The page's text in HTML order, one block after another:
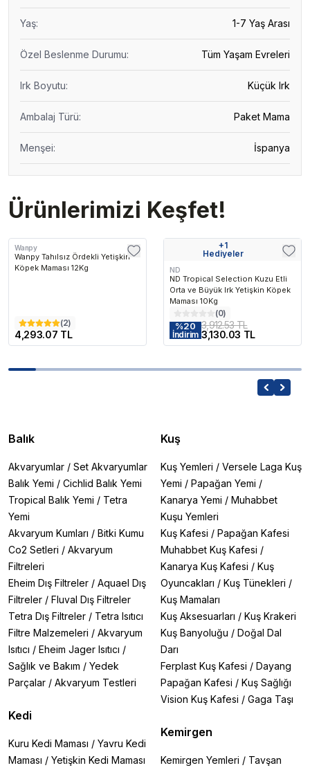
Yaş: 1-7 Yaş Arası
Özel Beslenme Durumu: Tüm Yaşam Evreleri
Irk Boyutu: Küçük Irk
Ambalaj Türü: Paket Mama
Menşei: İspanya
Ürünlerimizi Keşfet!
Wanpy
Wanpy Tahılsız Ördekli Yetişkin
Köpek Maması 12Kg
(2)
4,293.07 TL
+1
Hediyeler
ND
ND Tropical Selection Kuzu Etli
Orta ve Büyük Irk Yetişkin Köpek
Maması 10Kg
(0)
%20
İndirim
3,912.53 TL
3,130.03 TL
Balık
Akvaryumlar / Set Akvaryumlar
Balık Yemi / Cichlid Balık Yemi
Tropical Balık Yemi / Tetra
Yemi
Akvaryum Kumları / Bitki Kumu
Co2 Setleri / Akvaryum
Filtreleri
Eheim Dış Filtreler / Aquael Dış
Filtreler / Fluval Dış Filtreler
Tetra Dış Filtreler / Tetra Isıtıcı
Filtre Malzemeleri / Akvaryum
Isıtıcı / Eheim Jager Isıtıcı /
Sağlık ve Bakım / Yedek
Parçalar / Akvaryum Testleri
Kedi
Kuru Kedi Maması / Yavru Kedi
Maması / Yetişkin Kedi Maması
Kuş
Kuş Yemleri / Versele Laga Kuş
Yemi / Papağan Yemi /
Kanarya Yemi / Muhabbet
Kuşu Yemleri
Kuş Kafesi / Papağan Kafesi
Muhabbet Kuş Kafesi /
Kanarya Kuş Kafesi / Kuş
Oyuncakları / Kuş Tünekleri /
Kuş Mamaları
Kuş Aksesuarları / Kuş Krakeri
Kuş Banyoluğu / Doğal Dal
Darı
Ferplast Kuş Kafesi / Dayang
Papağan Kafesi / Kuş Sağlığı
Vision Kuş Kafesi / Gaga Taşı
Kemirgen
Kemirgen Yemleri / Tavşan